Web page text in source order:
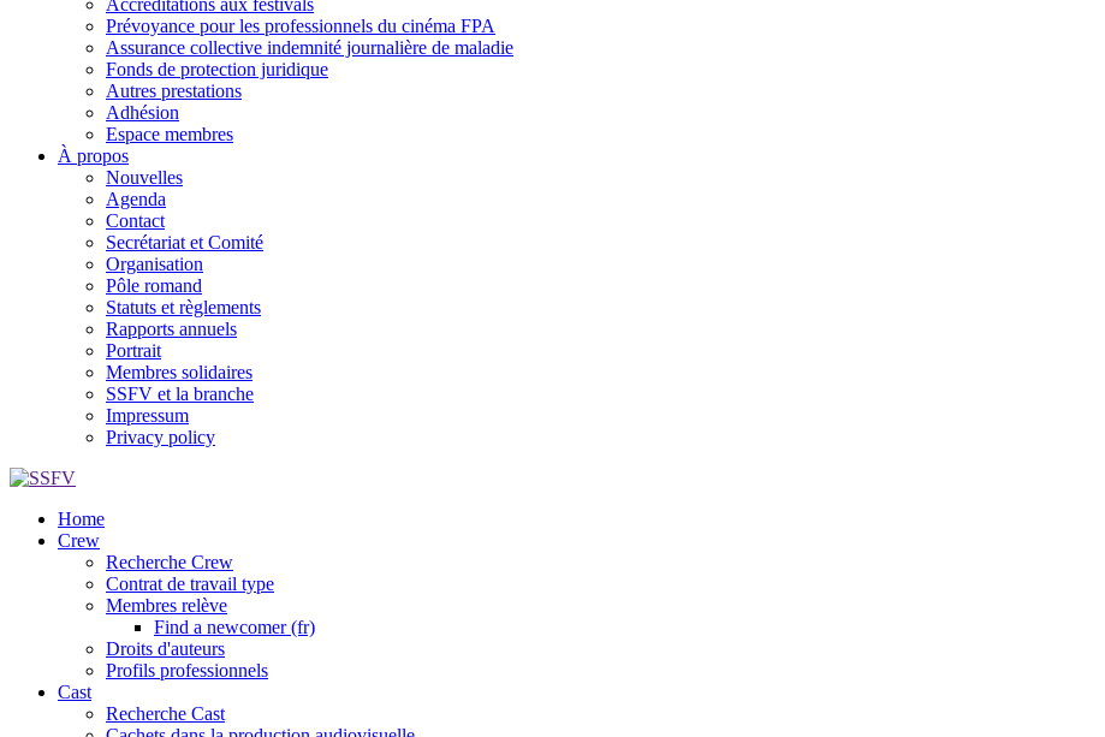
Accréditations aux festivals
Prévoyance pour les professionnels du cinéma FPA
Assurance collective indemnité journalière de maladie
Fonds de protection juridique
Autres prestations
Adhésion
Espace membres
À propos
Nouvelles
Agenda
Contact
Secrétariat et Comité
Organisation
Pôle romand
Statuts et règlements
Rapports annuels
Portrait
Membres solidaires
SSFV et la branche
Impressum
Privacy policy
Home
Crew
Recherche Crew
Contrat de travail type
Membres relève
Find a newcomer (fr)
Droits d'auteurs
Profils professionnels
Cast
Recherche Cast